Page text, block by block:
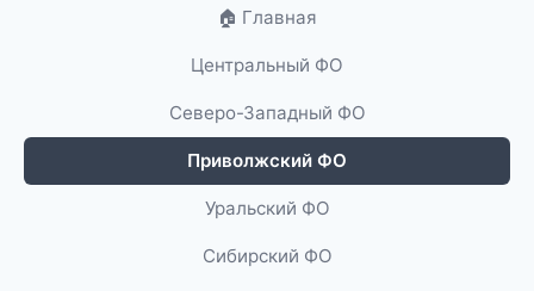
🏠 Главная
Центральный ФО
Северо-Западный ФО
Приволжский ФО
Уральский ФО
Сибирский ФО